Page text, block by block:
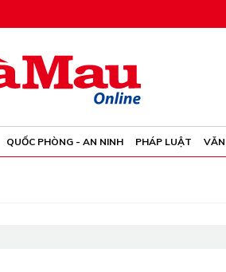
QUỐC PHÒNG - AN NINH PHÁP LUẬT